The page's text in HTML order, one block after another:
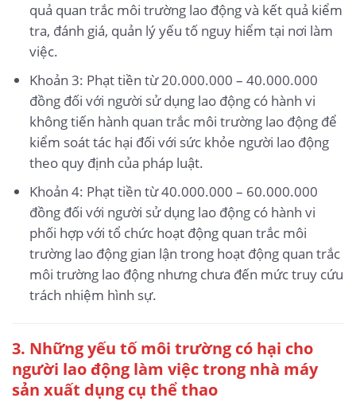
quả quan trắc môi trường lao động và kết quả kiểm
tra, đánh giá, quản lý yếu tố nguy hiểm tại nơi làm
việc.
Khoản 3: Phạt tiền từ 20.000.000 – 40.000.000
đồng đối với người sử dụng lao động có hành vi
không tiến hành quan trắc môi trường lao động để
kiểm soát tác hại đối với sức khỏe người lao động
theo quy định của pháp luật.
Khoản 4: Phạt tiền từ 40.000.000 – 60.000.000
đồng đối với người sử dụng lao động có hành vi
phối hợp với tổ chức hoạt động quan trắc môi
trường lao động gian lận trong hoạt động quan trắc
môi trường lao động nhưng chưa đến mức truy cứu
trách nhiệm hình sự.
3. Những yếu tố môi trường có hại cho
người lao động làm việc trong nhà máy
sản xuất dụng cụ thể thao